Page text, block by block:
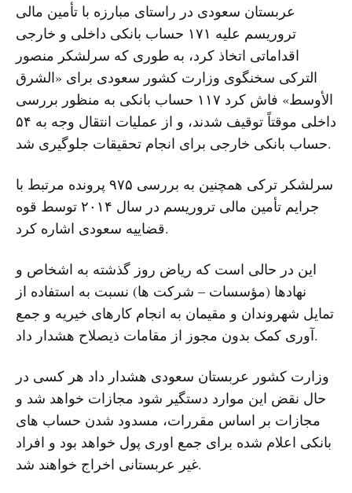
عربستان سعودی در راستای مبارزه با تأمین مالی
تروریسم علیه ۱۷۱ حساب بانکی داخلی و خارجی
اقداماتی اتخاذ کرد، به طوری که سرلشکر منصور
الترکی سخنگوی وزارت کشور سعودی برای «الشرق
الأوسط» فاش کرد ۱۱۷ حساب بانکی به منظور بررسی
داخلی موقتاً توقیف شدند، و از عملیات انتقال وجه به ۵۴
حساب بانکی خارجی برای انجام تحقیقات جلوگیری شد.
سرلشکر ترکی همچنین به بررسی ۹۷۵ پرونده مرتبط با
جرایم تأمین مالی تروریسم در سال ۲۰۱۴ توسط قوه
قضاییه سعودی اشاره کرد.
این در حالی است که ریاض روز گذشته به اشخاص و
نهادها (مؤسسات – شرکت ها) نسبت به استفاده از
تمایل شهروندان و مقیمان به انجام کارهای خیریه و جمع
آوری کمک بدون مجوز از مقامات ذیصلاح هشدار داد.
وزارت کشور عربستان سعودی هشدار داد هر کسی در
حال نقض این موارد دستگیر شود مجازات خواهد شد و
مجازات بر اساس مقررات، مسدود شدن حساب های
بانکی اعلام شده برای جمع اوری پول خواهد بود و افراد
غیر عربستانی اخراج خواهند شد.